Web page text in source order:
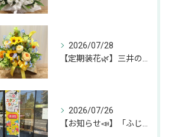
2026/07/28
2026/07/26